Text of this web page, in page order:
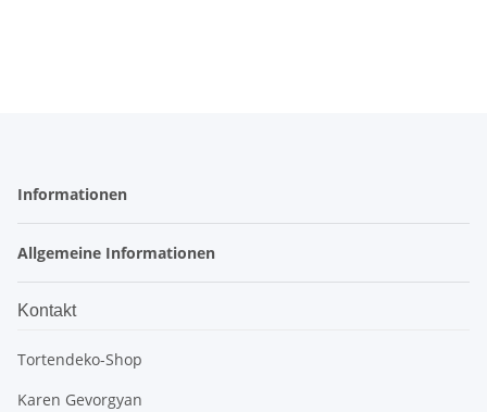
Informationen
Allgemeine Informationen
Kontakt
Tortendeko-Shop
Karen Gevorgyan